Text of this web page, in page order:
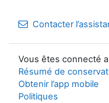
Contacter
Vous êtes connecté
Résumé de
Obtenir l’app mobile
Politiques